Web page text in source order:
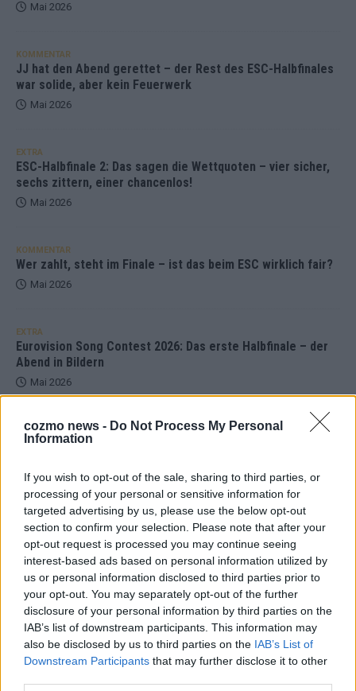
cozmo news - Do Not Process My Personal
Information
If you wish to opt-out of the sale, sharing to third parties, or
processing of your personal or sensitive information for
targeted advertising by us, please use the below opt-out
section to confirm your selection. Please note that after your
opt-out request is processed you may continue seeing
interest-based ads based on personal information utilized by
us or personal information disclosed to third parties prior to
your opt-out. You may separately opt-out of the further
disclosure of your personal information by third parties on the
IAB’s list of downstream participants. This information may
also be disclosed by us to third parties on the IAB’s List of
Downstream Participants that may further disclose it to other
Mai 2026
KOMMENTAR
JJ hat den Abend gerettet – der Rest des ESC-Halbfinales
war solide, aber kein Feuerwerk
Mai 2026
EXTRA
ESC-Halbfinale 2: Das sagen die Wettquoten – vier sicher,
sechs zittern, einer chancenlos!
Mai 2026
KOMMENTAR
Wer zahlt, steht im Finale – ist das beim ESC wirklich fair?
Mai 2026
EXTRA
Eurovision Song Contest 2026: Das erste Halbfinale – der
Abend in Bildern
Mai 2026
AD
WERBE BEI UNS!